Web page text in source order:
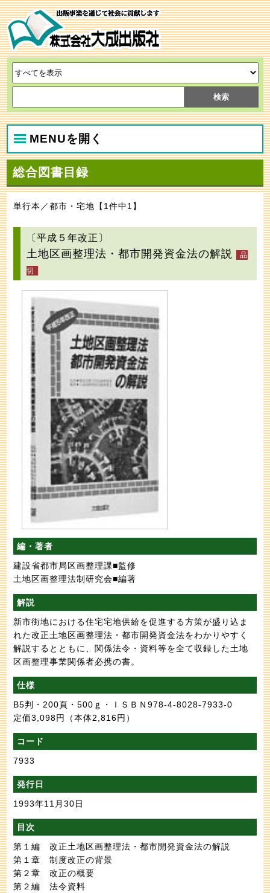
MENUを開く
総合図書目録
単行本／都市・宅地【1件中1】
〔平成５年改正〕
土地区画整理法・都市開発資金法の解説
編・著者
建設省都市局区画整理課■監修
土地区画整理法制研究会■編著
解説
新市街地における住宅宅地供給を促進する方策が盛り込ま
れた改正土地区画整理法・都市開発資金法をわかりやすく
解説するとともに、関係法令・資料等を全て収録した土地
区画整理事業関係者必携の書。
仕様
B5判・200頁・500ｇ・ＩＳＢＮ978-4-8028-7933-0
定価3,098円
（本体2,816円）
コード
7933
発行日
1993年11月30日
目次
第１編 改正土地区画整理法・都市開発資金法の解説
第１章 制度改正の背景
第２章 改正の概要
第２編 法令資料